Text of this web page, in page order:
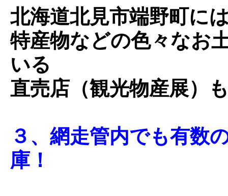
北海道北見市端野町に
特産物などの色々なお
いる
直売店（観光物産展）
３、網走管内でも有数
庫！